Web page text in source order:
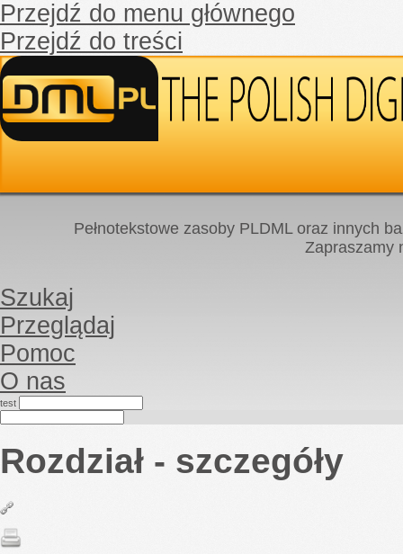
Przejdź do menu głównego
Przejdź do treści
Pełnotekstowe zasoby PLDML oraz innych
Zapraszamy
Szukaj
Przeglądaj
Pomoc
O nas
test
Rozdział - szczegóły